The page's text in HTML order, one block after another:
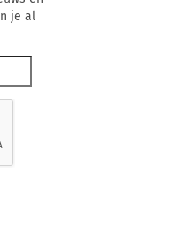
je al